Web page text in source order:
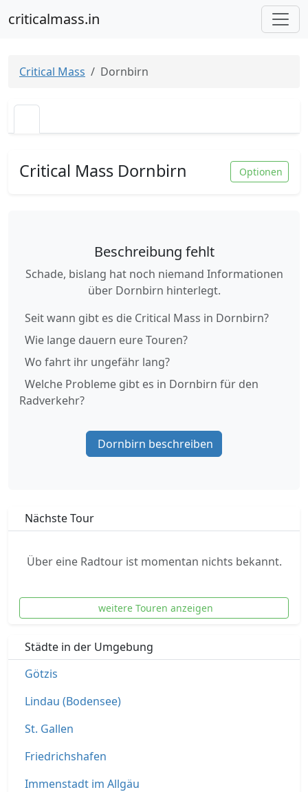
criticalmass.in
Critical Mass Dornbirn
Critical Mass Dornbirn Optionen
Beschreibung fehlt
Schade, bislang hat noch niemand Informationen
über Dornbirn hinterlegt.
Seit wann gibt es die Critical Mass in Dornbirn?
Wie lange dauern eure Touren?
Wo fahrt ihr ungefähr lang?
Welche Probleme gibt es in Dornbirn für den
Radverkehr?
Dornbirn beschreiben
Nächste Tour
Über eine Radtour ist momentan nichts bekannt.
weitere Touren anzeigen
Städte in der Umgebung
Götzis
Lindau (Bodensee)
St. Gallen
Friedrichshafen
Immenstadt im Allgäu